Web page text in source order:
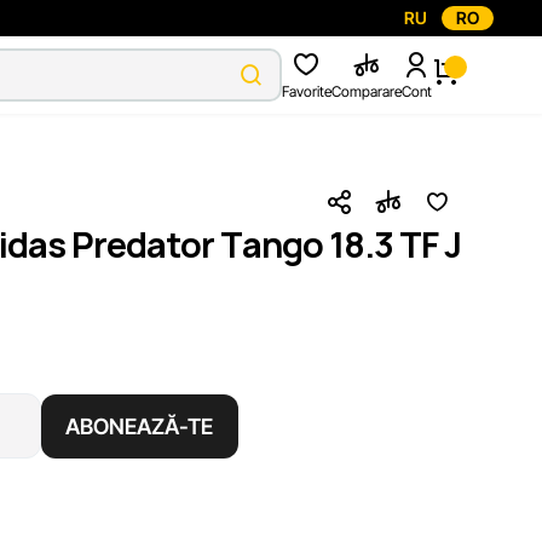
RU RO
FavoriteComparareCont
Predator Tango 18.3 TF J
ABONEAZĂ-TE